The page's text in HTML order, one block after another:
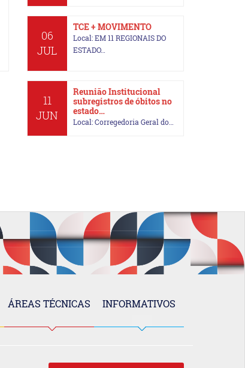
06
JUL
TCE + MOVIMENTO
Local: EM 11 REGIONAIS DO
ESTADO…
11
JUN
Reunião Institucional
subregistros de óbitos no
estado…
Local: Corregedoria Geral do…
ÁREAS TÉCNICAS INFORMATIVOS